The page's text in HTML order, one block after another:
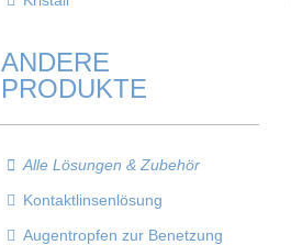
ANDERE
PRODUKTE
Alle Lösungen & Zubehör
Kontaktlinsenlösung
Augentropfen zur Benetzung